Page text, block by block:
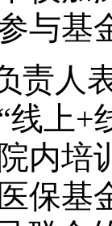
与基
责人
线上+
内培
保基